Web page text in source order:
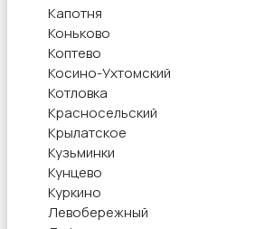
Капотня
Коньково
Коптево
Косино-Ухтомский
Котловка
Красносельский
Крылатское
Кузьминки
Кунцево
Куркино
Левобережный